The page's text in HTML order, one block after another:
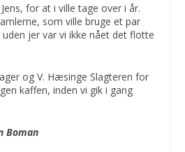
for at i ville tage over i år.
som ville bruge et par
jer var vi ikke nået det flotte
og V. Hæsinge Slagteren for
kaffen, inden vi gik i gang
Boman